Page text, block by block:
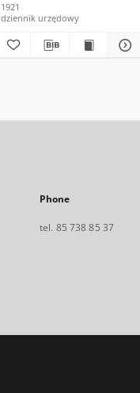
1921
dziennik urzędowy
Phone
tel. 85 738 85 37